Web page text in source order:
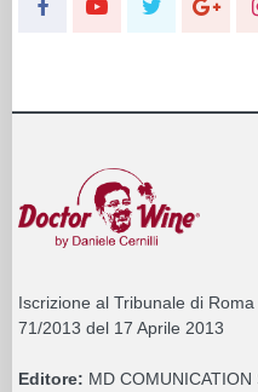
Iscrizione al Tribunale di
71/2013 del 17 Aprile 2013
Editore: MD COMUNICATION